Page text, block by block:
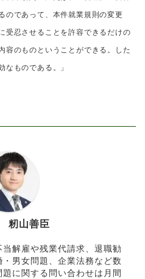
のであって、本件就業規則の変更
受忍させることを許容できるだけの
容のものということができる。した
なものである。」
籾山善臣
解雇や残業代請求、退職勧
男女問題、企業法務など数
に関する問い合わせは月間